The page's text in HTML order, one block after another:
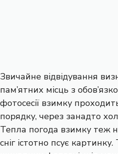
Звичайне відвідування
пам’ятних місць з
фотосесії взимку
порядку, через занадто
Тепла погода взимку теж
сніг істотно псує